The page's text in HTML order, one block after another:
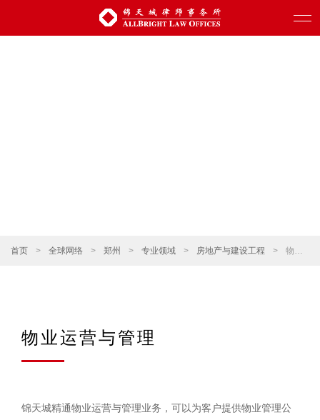
首页 > 全球网络 > 郑州 > 专业领域 > 房地产与建设工程 > 物业运营与管理
物业运营与管理
锦天城精通物业运营与管理业务，可以为客户提供物业管理公